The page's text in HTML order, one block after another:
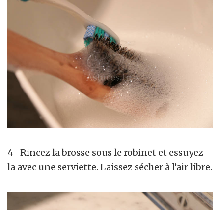
4- Rincez la brosse sous le robinet et essuyez-
la avec une serviette. Laissez sécher à l’air libre.